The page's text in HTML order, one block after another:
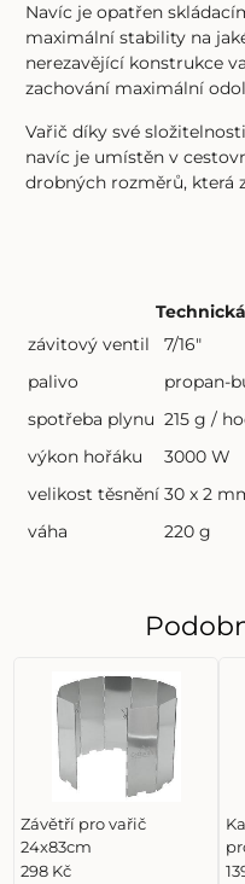
Navíc je opatřen
maximální stability na
nerezavějící konstrukce
zachování maximální
Vařič díky své
navíc je umístěn v
drobných rozměrů, která
závitový ventil
7/16"
palivo
propan-
spotřeba plynu 215 g /
výkon hořáku
3000 W
velikost těsnění 30 x 2
váha
220 g
Závětří pro vařič
24x83cm
298 Kč